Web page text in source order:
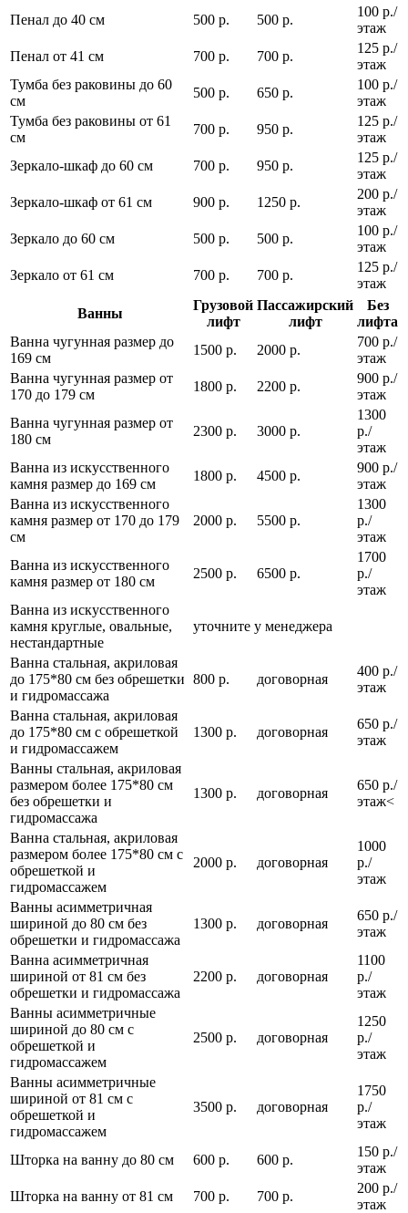
Пенал до 40 см 500 р. 500 р.
100 р./
этаж
Пенал от 41 см
700 р. 700 р.
125 р./
этаж
Тумба без раковины до 60
см
500 р. 650 р.
100 р./
этаж
Тумба без раковины от 61
см
700 р. 950 р.
125 р./
этаж
Зеркало-шкаф до 60 см
700 р. 950 р.
125 р./
этаж
Зеркало-шкаф от 61 см
900 р. 1250 р.
200 р./
этаж
Зеркало до 60 см
500 р. 500 р.
100 р./
этаж
Зеркало от 61 см
700 р. 700 р.
125 р./
этаж
Ванны
Грузовой
лифт
Пассажирский
лифт
Без
лифта
Ванна чугунная размер до
169 см
1500 р. 2000 р.
700 р./
этаж
Ванна чугунная размер от
170 до 179 см
1800 р. 2200 р.
900 р./
этаж
Ванна чугунная размер от
180 см
2300 р. 3000 р.
1300
р./
этаж
Ванна из искусственного
камня размер до 169 см
1800 р. 4500 р.
900 р./
этаж
Ванна из искусственного
камня размер от 170 до 179
см
2000 р. 5500 р.
1300
р./
этаж
Ванна из искусственного
камня размер от 180 см
2500 р. 6500 р.
1700
р./
этаж
Ванна из искусственного
камня круглые, овальные,
нестандартные
уточните у менеджера
Ванна стальная, акриловая
до 175*80 см без обрешетки
и гидромассажа
800 р. договорная
400 р./
этаж
Ванна стальная, акриловая
до 175*80 см с обрешеткой
и гидромассажем
1300 р. договорная
650 р./
этаж
Ванны стальная, акриловая
размером более 175*80 см
без обрешетки и
гидромассажа
1300 р. договорная
650 р./
этаж<
Ванна стальная, акриловая
размером более 175*80 см с
обрешеткой и
гидромассажем
2000 р. договорная
1000
р./
этаж
Ванны асимметричная
шириной до 80 см без
обрешетки и гидромассажа
1300 р. договорная
650 р./
этаж
Ванна асимметричная
шириной от 81 см без
обрешетки и гидромассажа
2200 р. договорная
1100
р./
этаж
Ванны асимметричные
шириной до 80 см с
обрешеткой и
гидромассажем
2500 р. договорная
1250
р./
этаж
Ванны асимметричные
шириной от 81 см с
обрешеткой и
гидромассажем
3500 р. договорная
1750
р./
этаж
Шторка на ванну до 80 см 600 р. 600 р.
150 р./
этаж
Шторка на ванну от 81 см
700 р. 700 р.
200 р./
этаж